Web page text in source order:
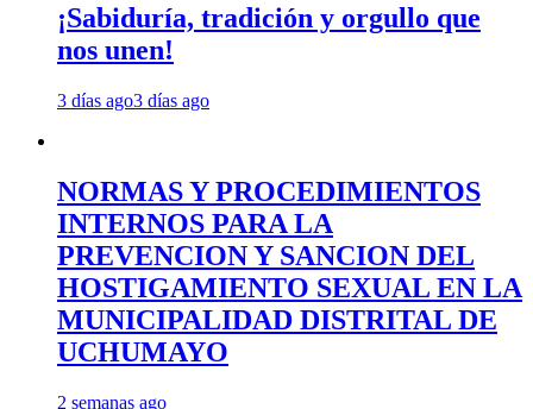
¡Sabiduría, tradición y orgullo que
nos unen!
3 días ago3 días ago
NORMAS Y PROCEDIMIENTOS
INTERNOS PARA LA
PREVENCION Y SANCION DEL
HOSTIGAMIENTO SEXUAL EN LA
MUNICIPALIDAD DISTRITAL DE
UCHUMAYO
2 semanas ago